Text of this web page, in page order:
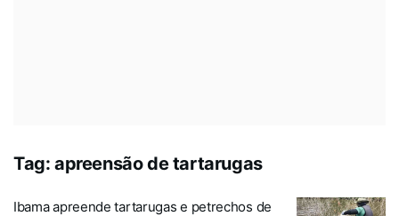
Tag: apreensão de tartarugas
Ibama apreende tartarugas e petrechos de